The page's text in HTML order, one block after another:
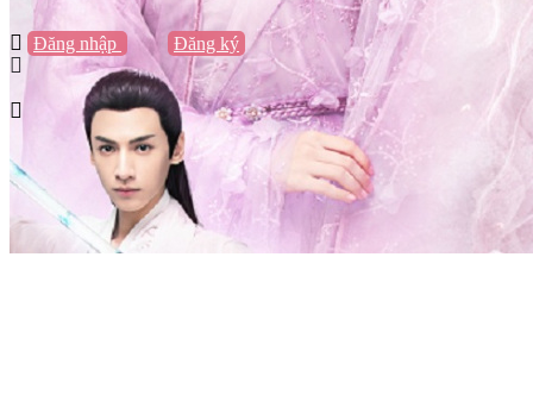
Tạo thương hiệu
Đăng nhập hoặc Đăng ký
Tạo thương hiệu